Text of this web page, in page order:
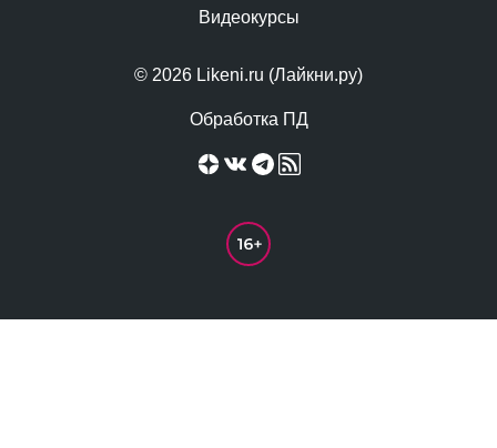
© 2026 Likeni.ru (Лайкни.ру)
Обработка ПД
Видеокурсы